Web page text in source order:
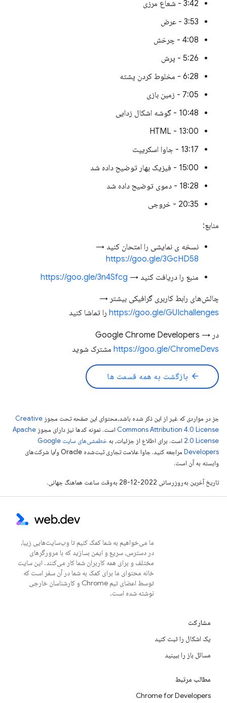
3:42 - شعاع مرزی
3:53 - عرض
4:08 - چرخش
5:26 - پرش
6:28 - مخلوط کردن پشته
7:05 - زمین بازی
10:48 - گوشه اشکال زدایی
13:00 - HTML
13:17 - جاوا اسکریپت
15:00 - فیزیک بهار توضیح داده شد
18:28 - دموی توضیح داده شد
20:35 - خروجی
منابع:
نسخه ی نمایشی را امتحان کنید →
https://goo.gle/3GcHD58
منبع را دریافت کنید → https://goo.gle/3n4Sfcg
چالش‌های رابط کاربری گرافیکی بیشتر →
https://goo.gle/GUIchallenges را تماشا کنید
در Google Chrome Developers →
https://goo.gle/ChromeDevs مشترک شوید
arrow_back بازگشت به همه قسمت ها
جز در مواردی که غیر از این ذکر شده باشد،‌محتوای این صفحه تحت مجوز Creative
Commons Attribution 4.0 License است. نمونه کدها نیز دارای مجوز Apache
2.0 License است. برای اطلاع از جزئیات، به
خطمشی‌های سایت Google
Developers‏
مراجعه کنید. جاوا علامت تجاری ثبت‌شده Oracle و/یا شرکت‌های
وابسته به آن است.
تاریخ آخرین به‌روزرسانی 2022-12-28 به‌وقت ساعت هماهنگ جهانی.
ما می‌خواهیم به شما کمک کنیم تا وب‌سایت‌هایی زیبا،
در دسترس، سریع و ایمن بسازید که با مرورگرهای
مختلف و برای همه کاربران شما کار می‌کنند. این سایت
خانه محتوای ما برای کمک به شما در آن سفر است که
توسط اعضای تیم Chrome و کارشناسان خارجی
نوشته شده است.
مشارکت
یک اشکال را ثبت کنید
مسائل باز را ببینید
مطالب مرتبط
Chrome for Developers